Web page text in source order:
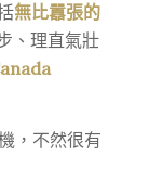
無比囂張的
、理直氣壯
，不然很有